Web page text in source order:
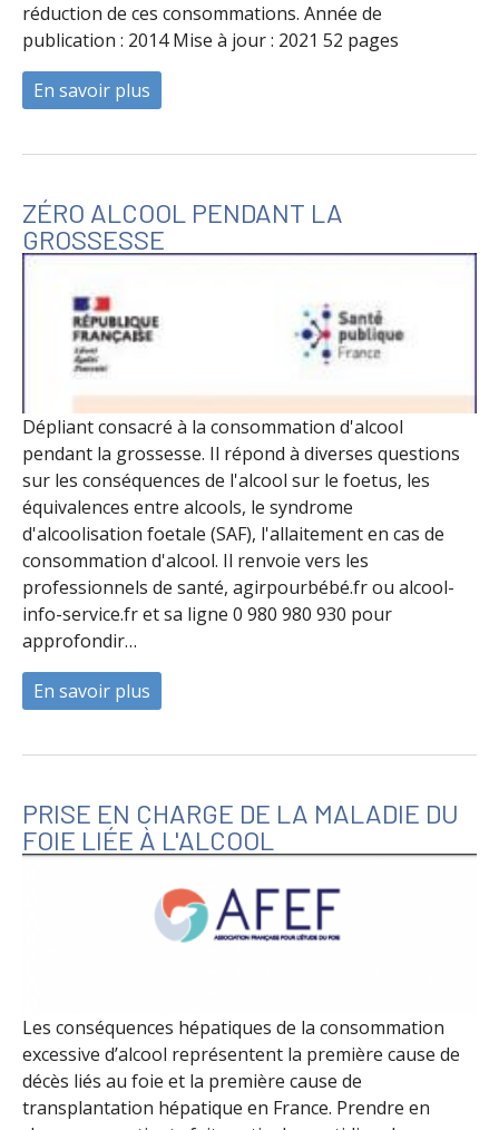
réduction de ces consommations. Année de
publication : 2014 Mise à jour : 2021 52 pages
En savoir plus
ZÉRO ALCOOL PENDANT LA
GROSSESSE
Dépliant consacré à la consommation d'alcool
pendant la grossesse. Il répond à diverses questions
sur les conséquences de l'alcool sur le foetus, les
équivalences entre alcools, le syndrome
d'alcoolisation foetale (SAF), l'allaitement en cas de
consommation d'alcool. Il renvoie vers les
professionnels de santé, agirpourbébé.fr ou alcool-
info-service.fr et sa ligne 0 980 980 930 pour
approfondir…
En savoir plus
PRISE EN CHARGE DE LA MALADIE DU
FOIE LIÉE À L'ALCOOL
Les conséquences hépatiques de la consommation
excessive d’alcool représentent la première cause de
décès liés au foie et la première cause de
transplantation hépatique en France. Prendre en